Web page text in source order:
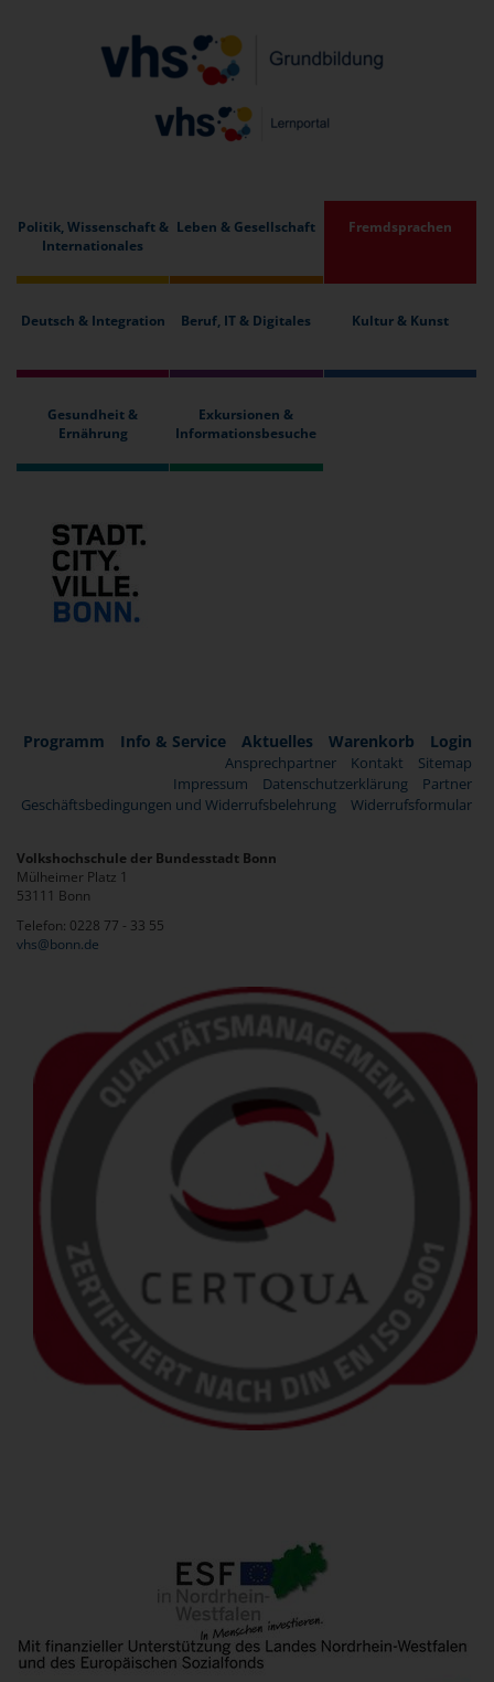
Politik, Wissenschaft &
Internationales
Leben & Gesellschaft Fremdsprachen
Deutsch & Integration Beruf, IT & Digitales Kultur & Kunst
Gesundheit &
Ernährung
Exkursionen &
Informationsbesuche
Programm Info & Service Aktuelles Warenkorb Login
Ansprechpartner Kontakt
Sitemap
Impressum
Datenschutzerklärung
Partner
Geschäftsbedingungen und Widerrufsbelehrung
Widerrufsformular
Volkshochschule der Bundesstadt Bonn
Mülheimer Platz 1
53111 Bonn
Telefon: 0228 77 - 33 55
vhs@bonn.de